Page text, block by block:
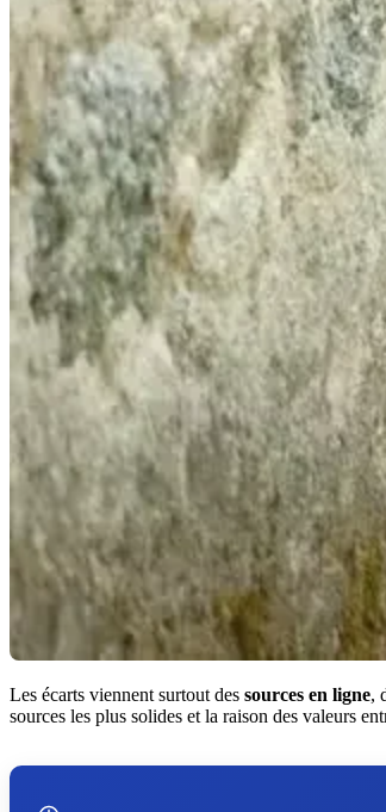
Les écarts viennent surtout des sources en ligne,
sources les plus solides et la raison des valeurs